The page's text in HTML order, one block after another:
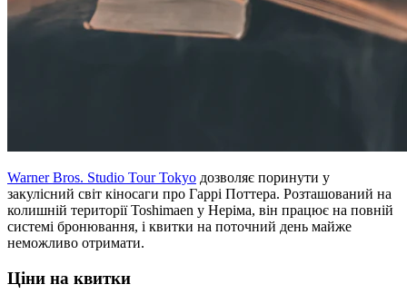
Warner Bros. Studio Tour Tokyo дозволяє поринути у
закулісний світ кіносаги про Гаррі Поттера. Розташований на
колишній території Toshimaen у Неріма, він працює на повній
системі бронювання, і квитки на поточний день майже
неможливо отримати.
Ціни на квитки